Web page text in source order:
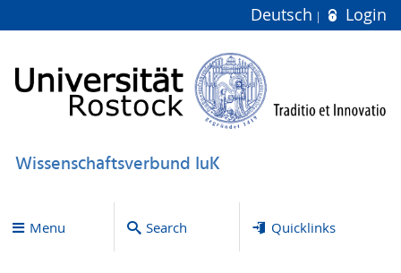
Deutsch Login
Wissenschaftsverbund IuK
Menu Search Quicklinks